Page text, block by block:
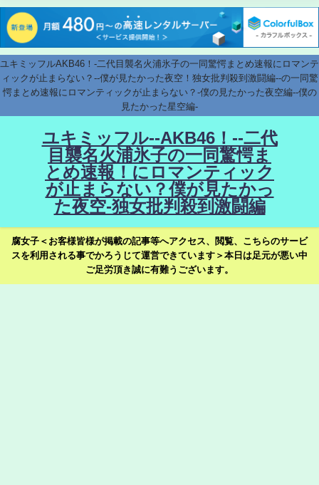
ユキミッフルAKB46！-二代目襲名火浦氷子の一同驚愕まとめ速報にロマンテ
ィックが止まらない？--僕が見たかった夜空！独女批判殺到激闘編--の一同驚
愕まとめ速報にロマンティックが止まらない？-僕の見たかった夜空編--僕の
見たかった星空編-
ユキミッフル--AKB46！--二代
目襲名火浦氷子の一同驚愕ま
とめ速報！にロマンティック
が止まらない？僕が見たかっ
た夜空-独女批判殺到激闘編
腐女子＜お客様皆様が掲載の記事等へアクセス、閲覧、こちらのサービ
スを利用される事でかろうじて運営できています＞本日は足元が悪い中
ご足労頂き誠に有難うございます。